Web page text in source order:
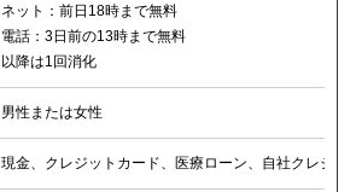
ネット：前日18時まで無料
電話：3日前の13時まで無料
以降は1回消化
男性または女性
現金、クレジットカード、医療ローン、自社クレジッ